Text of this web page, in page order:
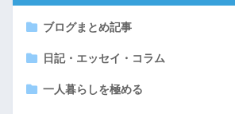
ブログまとめ記事
日記・エッセイ・コラム
一人暮らしを極める